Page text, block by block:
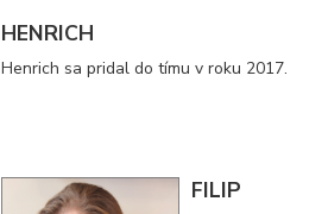
HENRICH
Henrich sa pridal do tímu v roku 2017.
FILIP